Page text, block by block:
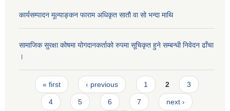
कार्यसम्पादन मूल्याङ्कन फाराम अधिकृत सातौ वा सो भन्दा माथि
सामाजिक सुरक्षा कोषमा योगदानकर्ताको रुपमा सूचिकृत हुने सम्बन्धी निवेदन ढाँचा
।
Pages
« first ‹ previous 1 2 3
4 5 6 7 next ›